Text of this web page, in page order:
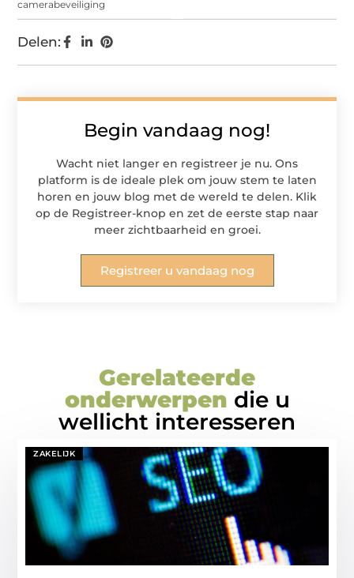
camerabeveiliging
Begin vandaag nog!
Wacht niet langer en registreer je nu. Ons
platform is de ideale plek om jouw stem te laten
horen en jouw blog met de wereld te delen. Klik
op de Registreer-knop en zet de eerste stap naar
meer zichtbaarheid en groei.
Registreer u vandaag nog
Delen:
Gerelateerde
onderwerpen die u
wellicht interesseren
ZAKELIJK